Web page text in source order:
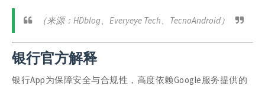
（来源：HDblog、Everyeye Tech、TecnoAndroid）
银行官方解释
银行App为保障安全与合规性 ，高度依赖Google服务提供的